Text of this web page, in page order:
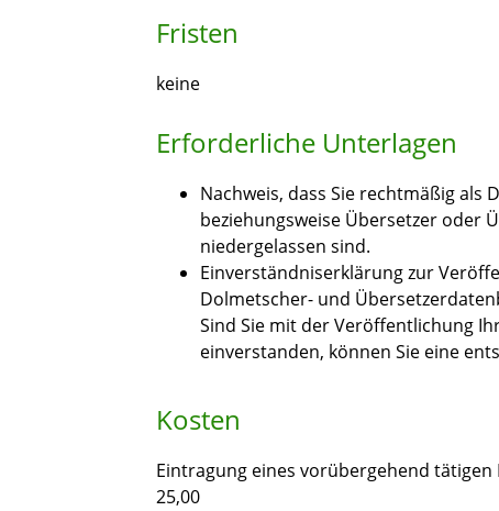
Fristen
keine
Erforderliche Unterlagen
Nachweis, dass Sie rechtmäßig
beziehungsweise Übersetzer oder
niedergelassen sind.
Einverständniserklärung zur
Dolmetscher- und
Sind Sie mit der Veröffentlichung
einverstanden, können Sie eine
Kosten
Eintragung eines vorübergehend
25,00